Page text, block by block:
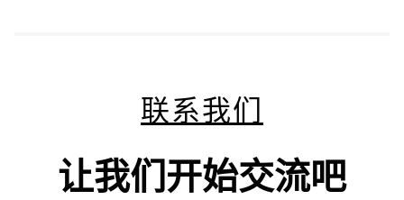
联系我们
让我们开始交流吧